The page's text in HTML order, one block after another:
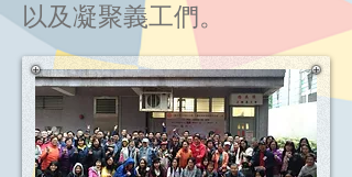
以及凝聚義工們。​